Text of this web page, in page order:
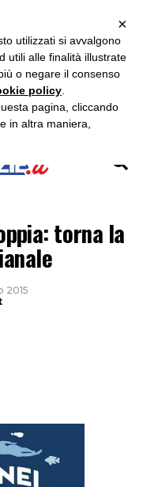
torna la
2015
×
utilizzati si avvalgono
utili alle finalità illustrate
o negare il consenso
policy
pagina, cliccando
in altra maniera,